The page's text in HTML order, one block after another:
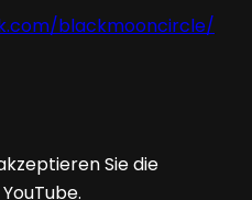
blackmooncircle/
Sie die